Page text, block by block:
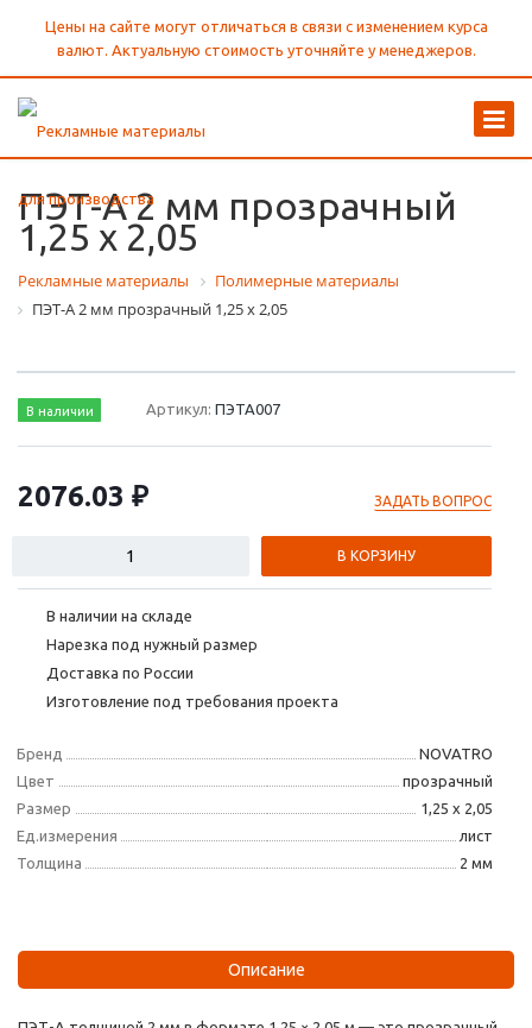
Цены на сайте могут отличаться в связи с изменением курса
валют. Актуальную стоимость уточняйте у менеджеров.
ПЭТ-А 2 мм прозрачный
1,25 х 2,05
Рекламные материалы
Полимерные материалы
ПЭТ-А 2 мм прозрачный 1,25 х 2,05
В наличии Артикул:ПЭТА007
2076.03 ₽ ЗАДАТЬ ВОПРОС
В КОРЗИНУ
В наличии на складе
Нарезка под нужный размер
Доставка по России
Изготовление под требования проекта
Бренд
NOVATRO
Цвет
прозрачный
Размер
1,25 х 2,05
Ед.измерения
лист
Толщина
2 мм
Описание